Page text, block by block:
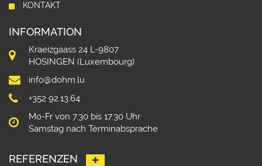
KONTAKT
INFORMATION
Kraeizgaass 24 L-9807
HOSINGEN (Luxembourg)
info@dohm.lu
+352 92.13.64
Mo-Fr von 7.30 bis 17.30 Uhr
Samstag nach Terminabsprache
REFERENZEN